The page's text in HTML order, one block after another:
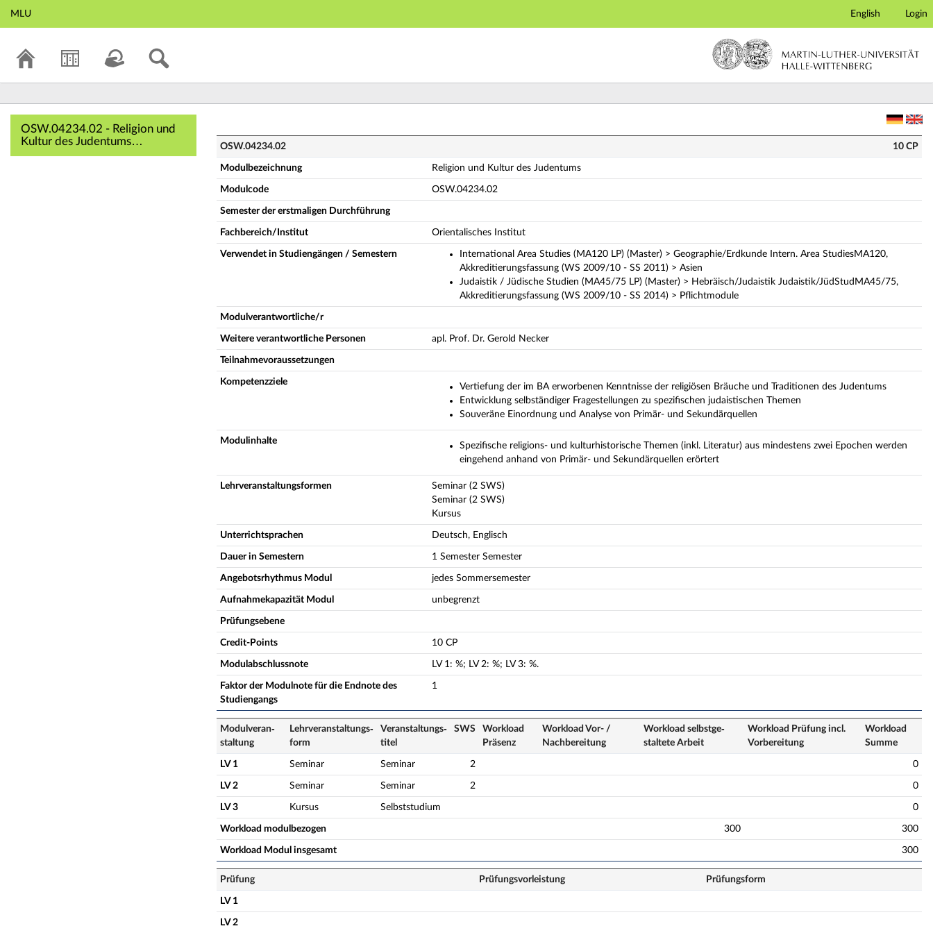
Hauptnavigation
MLU English Login
OSW.04234.02 - Religion und
Kultur des Judentums
(Vollständige
OSW.04234.02 10 CP
Modulbezeichnung Religion und Kultur des Judentums
Modulcode OSW.04234.02
Semester der erstmaligen Durchführung
Fachbereich/Institut Orientalisches Institut
Verwendet in Studiengängen / Semestern
International Area Studies (MA120 LP) (Master) > Geographie/Erdkunde Intern. Area StudiesMA120,
Akkreditierungsfassung (WS 2009/10 - SS 2011) > Asien
Judaistik / Jüdische Studien (MA45/75 LP) (Master) > Hebräisch/Judaistik Judaistik/JüdStudMA45/75,
Akkreditierungsfassung (WS 2009/10 - SS 2014) > Pflichtmodule
Modulverantwortliche/r
Weitere verantwortliche Personen apl. Prof. Dr. Gerold Necker
Teilnahmevoraussetzungen
Kompetenzziele
Vertiefung der im BA erworbenen Kenntnisse der religiösen Bräuche und Traditionen des Judentums
Entwicklung selbständiger Fragestellungen zu spezifischen judaistischen Themen
Souveräne Einordnung und Analyse von Primär- und Sekundärquellen
Modulinhalte
Spezifische religions- und kulturhistorische Themen (inkl. Literatur) aus mindestens zwei Epochen werden
eingehend anhand von Primär- und Sekundärquellen erörtert
Lehrveranstaltungsformen
Seminar (2 SWS)
Seminar (2 SWS)
Kursus
Unterrichtsprachen Deutsch, Englisch
Dauer in Semestern 1 Semester Semester
Angebotsrhythmus Modul jedes Sommersemester
Aufnahmekapazität Modul unbegrenzt
Prüfungsebene
Credit-Points 10 CP
Modulabschlussnote LV 1: %; LV 2: %; LV 3: %.
Faktor der Modulnote für die Endnote des
Studiengangs
1
Modulveran­
staltung
Lehrveranstaltungs­
form
Veranstaltungs­
titel
SWS
Workload
Präsenz
Workload Vor- /
Nach­bereitung
Workload selbstge­
staltete Arbeit
Workload Prüfung incl.
Vorbereitung
Workload
Summe
LV 1 Seminar Seminar 2 0
LV 2 Seminar Seminar 2 0
LV 3 Kursus Selbststudium 0
Workload modulbezogen 300 300
Workload Modul insgesamt 300
Prüfung Prüfungsvorleistung Prüfungsform
LV 1
LV 2